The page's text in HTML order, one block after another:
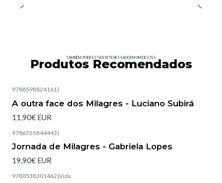
TAMBÉM PODE ESTAR INTERESSADO EM UM DESTES
Produtos Recomendados
9788598824161|
A outra face dos Milagres - Luciano Subirá
11,90€ EUR
9786555844443 |
Jornada de Milagres - Gabriela Lopes
19,90€ EUR
9788538301462 |Vida